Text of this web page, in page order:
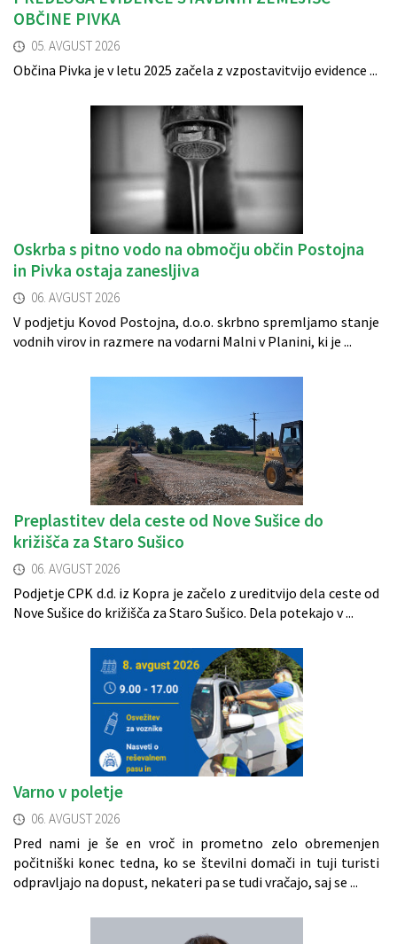
OBČINE PIVKA
05. AVGUST 2026
Občina Pivka je v letu 2025 začela z vzpostavitvijo evidence ...
Oskrba s pitno vodo na območju občin Postojna
in Pivka ostaja zanesljiva
06. AVGUST 2026
V podjetju Kovod Postojna, d.o.o. skrbno spremljamo stanje
vodnih virov in razmere na vodarni Malni v Planini, ki je ...
Preplastitev dela ceste od Nove Sušice do
križišča za Staro Sušico
06. AVGUST 2026
Podjetje CPK d.d. iz Kopra je začelo z ureditvijo dela ceste od
Nove Sušice do križišča za Staro Sušico. Dela potekajo v ...
Varno v poletje
06. AVGUST 2026
Pred nami je še en vroč in prometno zelo obremenjen
počitniški konec tedna, ko se številni domači in tuji turisti
odpravljajo na dopust, nekateri pa se tudi vračajo, saj se ...
Izobraževanje
Kultura, šport in turizem
Sociala in zdravstvo